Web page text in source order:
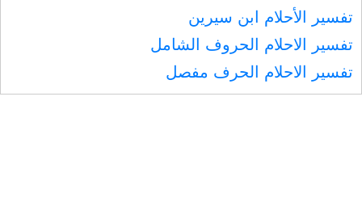
تفسير الأحلام ابن سيرين
تفسير الاحلام الحروف الشامل
تفسير الاحلام الحرف مفصل